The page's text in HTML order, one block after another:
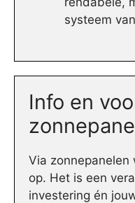
systeem
Info en
Via zonnepanelen
op. Het is een
investering én